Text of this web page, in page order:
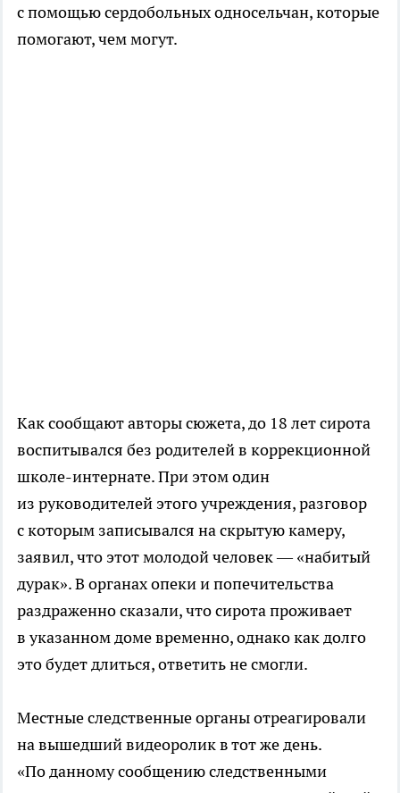
с помощью сердобольных односельчан, которые
помогают, чем могут.
Как сообщают авторы сюжета, до 18 лет сирота
воспитывался без родителей в коррекционной
школе-интернате. При этом один
из руководителей этого учреждения, разговор
с которым записывался на скрытую камеру,
заявил, что этот молодой человек — «набитый
дурак». В органах опеки и попечительства
раздраженно сказали, что сирота проживает
в указанном доме временно, однако как долго
это будет длиться, ответить не смогли.
Местные следственные органы отреагировали
на вышедший видеоролик в тот же день.
«По данному сообщению следственными